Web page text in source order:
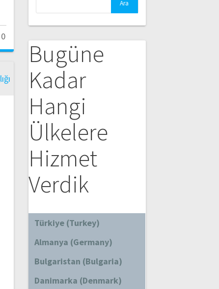
0
Bugüne
Kadar
Hangi
Ülkelere
Hizmet
Verdik
Türkiye (Turkey)
Almanya (Germany)
Bulgaristan (Bulgaria)
Danimarka (Denmark)